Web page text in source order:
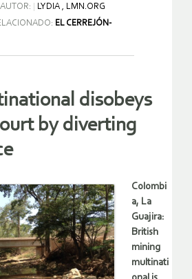
AUTOR:
LYDIA , LMN.ORG
EL CERREJÓN-
disobeys
by diverting
Colombi
a, La
Guajira:
British
mining
multinati